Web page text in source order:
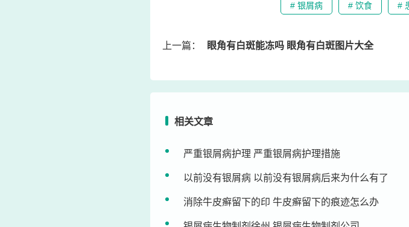
# 银屑病 # 饮食 #
上一篇： 眼角有白斑能冻吗 眼角有白斑图片大全
相关文章
严重银屑病护理 严重银屑病护理措施
以前没有银屑病 以前没有银屑病后来为什么有了
消除牛皮癣留下的印 牛皮癣留下的痕迹怎么办